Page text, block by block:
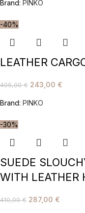
Brand: PINKO
-40%
LEATHER
405,00€ 243,00 €
Brand: PINKO
-30%
SUEDE
WITH LEATHER
410,00€ 287,00 €